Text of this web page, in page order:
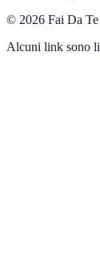
© 2026 Fai Da
Alcuni link sono